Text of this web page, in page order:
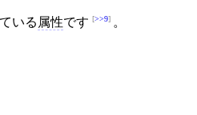
いる 属性です >>9 。